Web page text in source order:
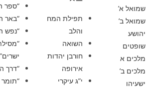
שמואל א’
שמואל ב’
יהושע
שופטים
מלכים א
מלכים ב’
ישעיהו
תפילת המח
והלב
השואה
חורבן יהדות
אירופה
י”ג עיקרי
“ספר
“באר
“נפש
ישרים”
“דרך
“תומר